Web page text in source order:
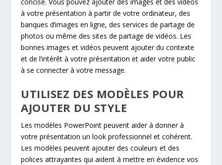
à votre présentation à partir de votre ordinateur, des
banques d’images en ligne, des services de partage de
photos ou même des sites de partage de vidéos. Les
bonnes images et vidéos peuvent ajouter du contexte
et de l’intérêt à votre présentation et aider votre public
à se connecter à votre message.
UTILISEZ DES MODÈLES POUR
AJOUTER DU STYLE
Les modèles PowerPoint peuvent aider à donner à
votre présentation un look professionnel et cohérent.
Les modèles peuvent ajouter des couleurs et des
polices attrayantes qui aident à mettre en évidence vos